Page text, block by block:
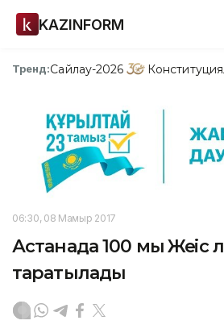
KAZINFORM
Тренд:Сайлау-2026
06:30, 08 Мамыр 2017
Астанада 100 мың Жеңіс
таратылады